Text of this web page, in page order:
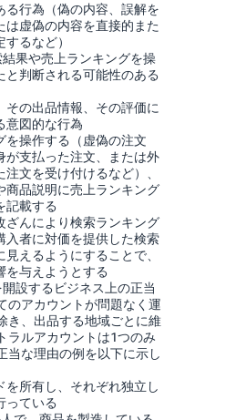
る行為（偽の内容、誤解を
は虚偽の内容を直接的また
るなど）
果や売上ランキングを操
と判断される可能性のある
その出品情報、その評価に
意図的な行為
を操作する（虚偽の注文
が支払った注文、または外
文を受け付けるなど）、
商品説明に売上ランキング
記載する
ざんにより検索ランキング
入者に対価を提供した検索
えるようにすることで、
を与えようとする
設するビジネス上の正当
のアカウントが問題なく運
き、出品する地域ごとに維
ラルアカウントは1つのみ
当な理由の例を以下に示し
を所有し、それぞれ独立し
っている